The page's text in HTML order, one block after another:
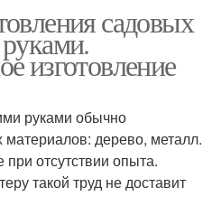
садовых
изготовление
руками обычно
дерево, металл.
отсутствии опыта.
такой труд не доставит